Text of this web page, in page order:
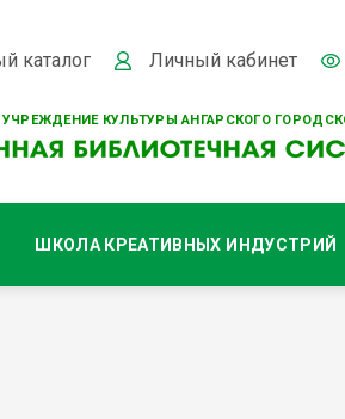
КУЛЬТУРЫ АНГАРСКОГО
каталог Личный кабинет
ШКОЛА КРЕАТИВНЫХ ИНДУСТРИЙ